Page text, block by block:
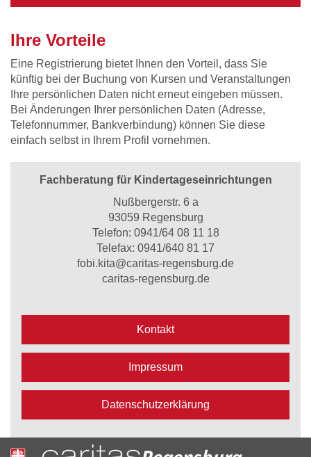
Ihre Vorteile
Eine Registrierung bietet Ihnen den Vorteil, dass Sie
künftig bei der Buchung von Kursen und Veranstaltungen
Ihre persönlichen Daten nicht erneut eingeben müssen.
Bei Änderungen Ihrer persönlichen Daten (Adresse,
Telefonnummer, Bankverbindung) können Sie diese
einfach selbst in Ihrem Profil vornehmen.
Fachberatung für Kindertageseinrichtungen
Nußbergerstr. 6 a
93059 Regensburg
Telefon: 0941/64 08 11 18
Telefax: 0941/640 81 17
fobi.kita@caritas-regensburg.de
caritas-regensburg.de
Kontakt
Impressum
Datenschutzerklärung